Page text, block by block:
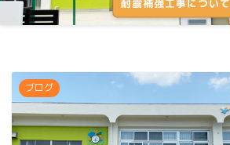
耐震補強工事について
ブログ